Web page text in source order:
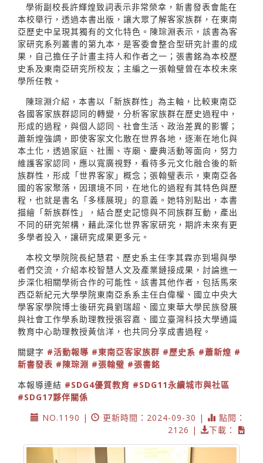
學術副校長許輝煌致詞表示非常榮幸，新書發表會能在
本校舉行，透過本書出版，讓大眾了解客家族群，在東南
亞歷史中呈現其獨有的文化特色。陳琮淵表示，該書為客
家研究系列叢書的第九本，是客委會整合型研究計畫的成
果，自己擔任子計畫主持人和作者之一；張書銘為本校歷
史系及東南亞研究所校友；主編之一張翰璧曾在本校未來
學所任教。
陳琮淵介紹，本書以「新族群性」為主軸，比較東南亞
各國客家族群認同的轉變，分析客家族群在歷史過程中，
形成的過程，與個人認同、社會生活、政治差異的影響；
蕭新煌強調，即使客家文化散在世界各地，逐漸在地化與
本土化，透過家庭、社團、寺廟、慶典活動等面向，努力
維護客家認同，應以寬廣視野，看待多元文化融合後的新
族群性，形成「世界客家」概念；張翰璧表示，東南亞各
國的客家聚落，因環境不同，在地化的過程有其特色與歷
程，也就是書名「多樣展現」的意義。她特別點出，本書
描繪「新族群性」，結合歷史記憶與不同族群互動，產出
不同的研究架構，藉此深化世界客家研究，期許未來有更
多學者投入，讓研究成果更多元。
本校文學院院長紀慧君、歷史系主任李其霖亦到場與學
者們交流，介紹本校智慧人文及產業鏈接成果，討論進一
步深化相關學術合作的可能性。該書其他作者，包括馬來
西亞新紀元大學學院東南亞系系主任白偉權、國立中央大
學客家學院博士後研究員劉瑞超、國立東華大學民族發展
與社會工作學系助理教授張容嘉、國立臺灣科技大學通識
教育中心助理教授黃信洋，也共同分享成書過程。
關鍵字 #活動報導 #東南亞客家族群 #歷史系 #蕭新煌 #
新書發表 #陳琮淵 #張翰璧 #張書銘
本報導連結 #SDG4優質教育 #SDG11永續城市與社區
#SDG17夥伴關係
NO.1190 |
更新時間：2024-09-30 |
點閱：
2126 |
下載：